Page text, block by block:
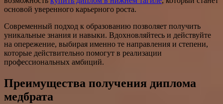
основой уверенного карьерного роста.
Современный подход к образованию позволяет получить
уникальные знания и навыки. Вдохновляйтесь и действуйте
на опережение, выбирая именно те направления и степени,
которые действительно помогут в реализации
профессиональных амбиций.
Преимущества получения диплома
медбрата